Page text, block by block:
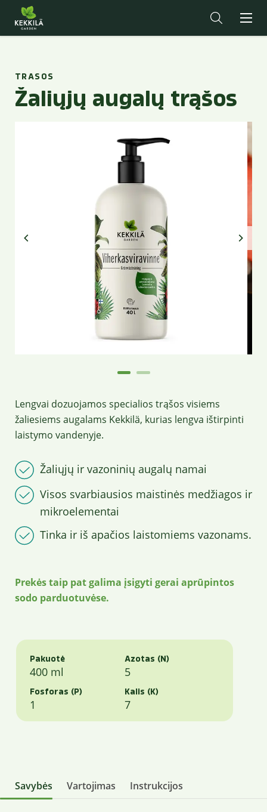
TRASOS
Žaliųjų augalų trąšos
Lengvai dozuojamos specialios trąšos visiems
žaliesiems augalams Kekkilä, kurias lengva ištirpinti
laistymo vandenyje.
Žaliųjų ir vazoninių augalų namai
Visos svarbiausios maistinės medžiagos ir
mikroelementai
Tinka ir iš apačios laistomiems vazonams.
Prekės taip pat galima įsigyti gerai aprūpintos
sodo parduotuvėse.
Pakuotė
400 ml
Azotas (N)
5
Fosforas (P)
1
Kalis (K)
7
Savybės Vartojimas Instrukcijos